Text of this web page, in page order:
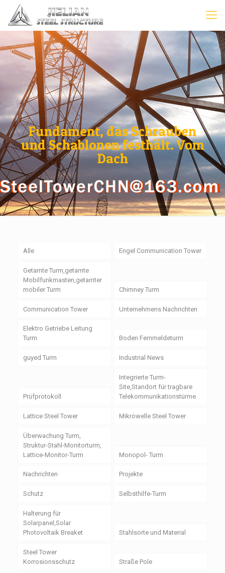
Fundament, das Schrauben
und Schablonen festhält. Vom
Dach
Alle Engel Communication Tower
Getarnte Turm,getarnte
Mobilfunkmasten,getarnter
mobiler Turm
Chimney Turm
Communication Tower Unternehmens Nachrichten
Elektro Getriebe Leitung
Turm
Boden Fernmeldeturm
guyed Turm Industrial News
Prüfprotokoll
Integrierte Turm-
Site,Standort für tragbare
Telekommunikationstürme
Lattice Steel Tower Mikrowelle Steel Tower
Überwachung Turm,
Struktur-Stahl-Monitorturm,
Lattice-Monitor-Turm
Monopol- Turm
Nachrichten Projekte
Schutz Selbsthilfe-Turm
Halterung für
Solarpanel,Solar
Photovoltaik Breaket
Stahlsorte und Material
Steel Tower
Korrosionsschutz
Straße Pole